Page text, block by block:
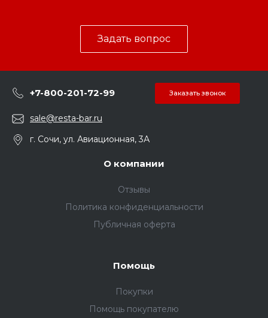
Задать вопрос
+7-800-201-72-99 Заказать звонок
sale@resta-bar.ru
г. Сочи, ул. Авиационная, 3А
О компании
Отзывы
Политика конфиденциальности
Публичная оферта
Помощь
Покупки
Помощь покупателю